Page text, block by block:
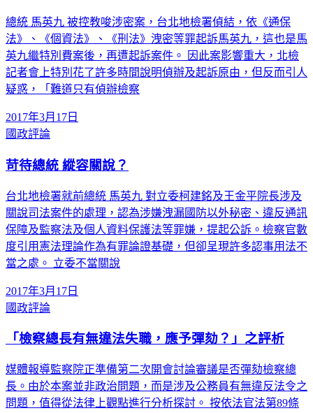
總統 馬英九 被控教唆涉密案，台北地檢署偵結，依《通保
法》、《個資法》、《刑法》洩密等罪起訴馬英九，這也是馬
英九繼特別費案後，再遭起訴案件。 因此案影響重大，北檢
記者會上特別花了許多時間說明偵辦及起訴原由，但反而引人
疑惑，「難道只有偵辦檢察
2017年3月17日
國政評論
苛待總統 縱容關說？
台北地檢署就前總統 馬英九 對立委柯建銘及王金平院長涉及
關說司法案件的處理，認為涉嫌洩漏國防以外秘密、違反通訊
保障及監察法及個人資料保護法等罪嫌，提起公訴。檢察官數
度引用憲法理論作為有罪論證基礎，但卻呈現許多認事用法不
當之處。 立委不當關說
2017年3月17日
國政評論
「檢察總長有無違法失職，應予彈劾？」之評析
媒體報導監察院正準備第二次開會討論審議是否彈劾檢察總
長。由於本案並非政治問題，而是涉及公務員有無違反法令之
問題，值得從法律上觀點進行分析探討。 按依法官法第89條